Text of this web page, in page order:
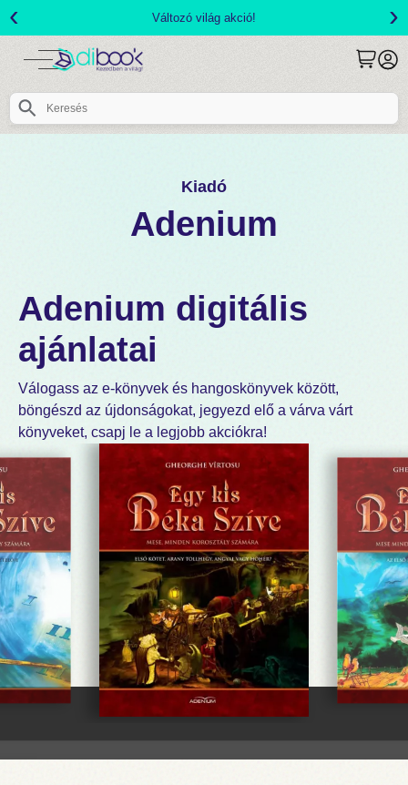
Változó világ akció!
‹ ›
Kiadó
Adenium
Adenium digitális
ajánlatai
Válogass az e-könyvek és hangoskönyvek között,
böngészd az újdonságokat, jegyezd elő a várva várt
könyveket, csapj le a legjobb akciókra!